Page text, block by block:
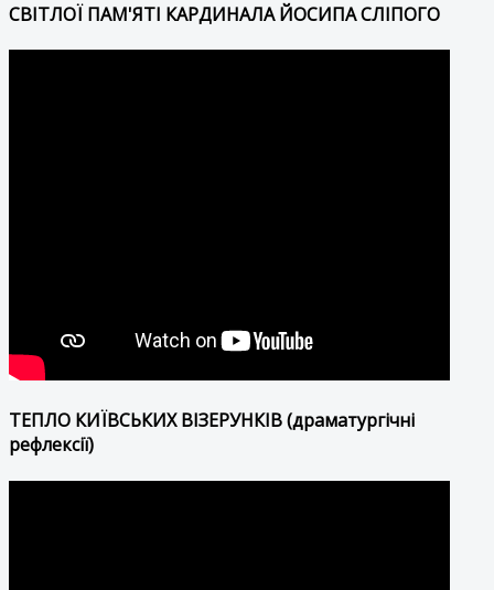
СВІТЛОЇ ПАМ'ЯТІ КАРДИНАЛА ЙОСИПА СЛІПОГО
ТЕПЛО КИЇВСЬКИХ ВІЗЕРУНКІВ (драматургічні
рефлексії)